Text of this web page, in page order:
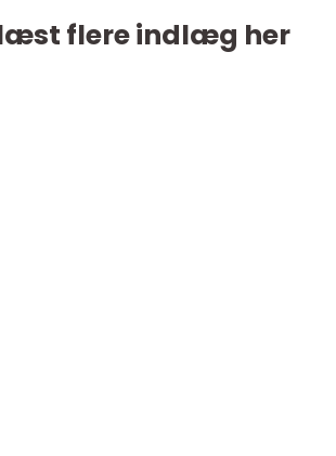
flere indlæg her